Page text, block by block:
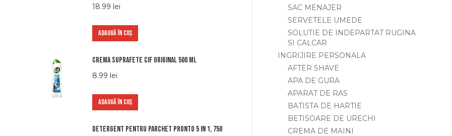
18.99 lei
ADAUGĂ ÎN COȘ
Crema suprafete Cif Original 500 ml
8.99 lei
ADAUGĂ ÎN COȘ
Detergent pentru parchet Pronto 5 in 1, 750
SAC MENAJER
SERVETELE UMEDE
SOLUTIE DE INDEPARTAT RUGINA
SI CALCAR
INGRIJIRE PERSONALA
AFTER SHAVE
APA DE GURA
APARAT DE RAS
BATISTA DE HARTIE
BETISOARE DE URECHI
CREMA DE MAINI